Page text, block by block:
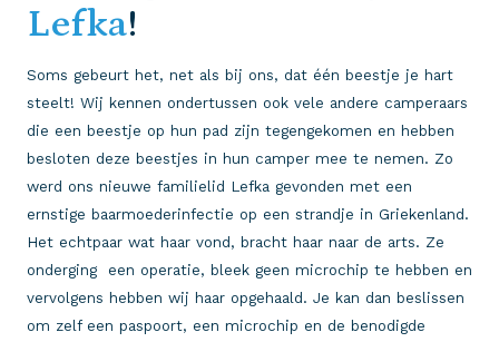
Lefka!
Soms gebeurt het, net als bij ons, dat één beestje je hart
steelt! Wij kennen ondertussen ook vele andere camperaars
die een beestje op hun pad zijn tegengekomen en hebben
besloten deze beestjes in hun camper mee te nemen. Zo
werd ons nieuwe familielid Lefka gevonden met een
ernstige baarmoederinfectie op een strandje in Griekenland.
Het echtpaar wat haar vond, bracht haar naar de arts. Ze
onderging een operatie, bleek geen microchip te hebben en
vervolgens hebben wij haar opgehaald. Je kan dan beslissen
om zelf een paspoort, een microchip en de benodigde